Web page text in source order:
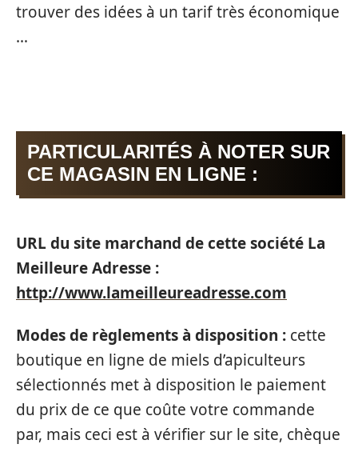
trouver des idées à un tarif très économique
…
PARTICULARITÉS À NOTER SUR
CE MAGASIN EN LIGNE :
URL du site marchand de cette société La
Meilleure Adresse :
http://www.lameilleureadresse.com
Modes de règlements à disposition : cette
boutique en ligne de miels d’apiculteurs
sélectionnés met à disposition le paiement
du prix de ce que coûte votre commande
par, mais ceci est à vérifier sur le site, chèque